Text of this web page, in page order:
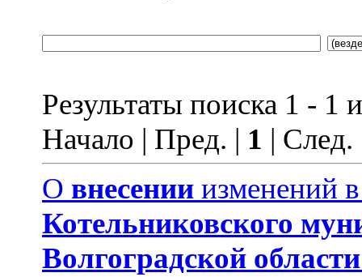
Результаты поиска 1 - 1
Начало | Пред. | 1 |
О внесении изменений
Котельниковского
Волгоградской области